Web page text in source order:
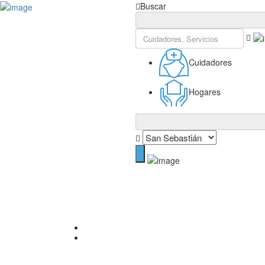
Inicia Sesión
Buscar
Cuidadores
Hogares